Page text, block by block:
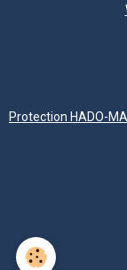
Protection HADO-